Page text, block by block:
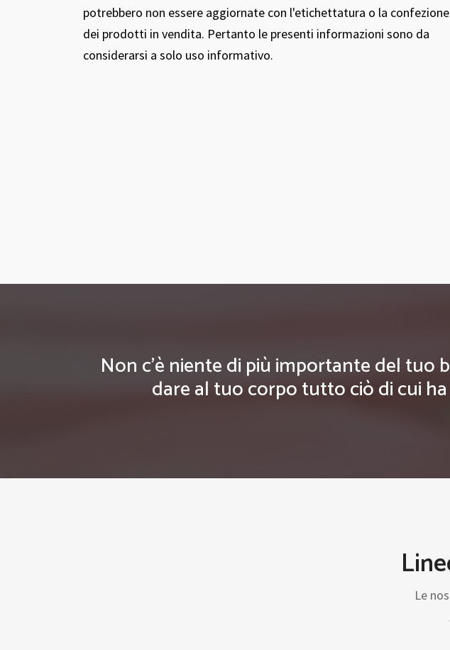
potrebbero non essere aggiornate con l'etichettatura o la confezione
dei prodotti in vendita. Pertanto le presenti informazioni sono da
considerarsi a solo uso informativo.
Non c'è niente di più importante del tuo
dare al tuo corpo tutto ciò di cui
Le